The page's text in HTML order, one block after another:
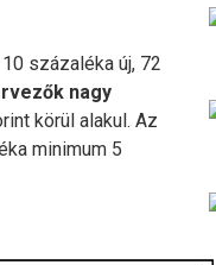
százaléka új, 72
nagy
körül alakul. Az
minimum 5